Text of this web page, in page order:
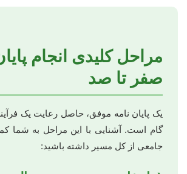
مراحل کلیدی انجام
صفر تا صد
یک پایان نامه موفق، حاصل رعایت یک
گام است. آشنایی با این مراحل به شما
جامعی از کل مسیر داشته باشید: